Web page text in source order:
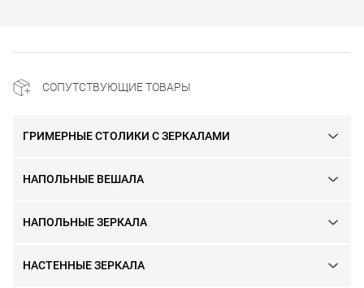
СОПУТСТВУЮЩИЕ ТОВАРЫ
ГРИМЕРНЫЕ СТОЛИКИ С ЗЕРКАЛАМИ
НАПОЛЬНЫЕ ВЕШАЛА
НАПОЛЬНЫЕ ЗЕРКАЛА
НАСТЕННЫЕ ЗЕРКАЛА